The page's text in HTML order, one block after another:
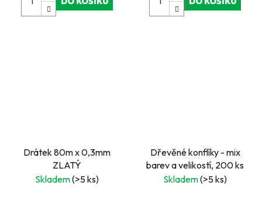
Drátek 80m x 0,3mm
ZLATÝ
Skladem(>5 ks)
Dřevěné konflíky - mix
barev a velikostí, 200 ks
Skladem(>5 ks)